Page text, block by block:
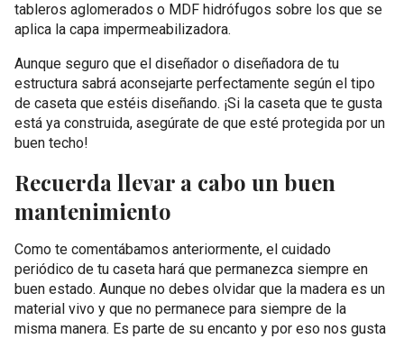
tableros aglomerados o MDF hidrófugos sobre los que se
aplica la capa impermeabilizadora.
Aunque seguro que el diseñador o diseñadora de tu
estructura sabrá aconsejarte perfectamente según el tipo
de caseta que estéis diseñando. ¡Si la caseta que te gusta
está ya construida, asegúrate de que esté protegida por un
buen techo!
Recuerda llevar a cabo un buen
mantenimiento
Como te comentábamos anteriormente, el cuidado
periódico de tu caseta hará que permanezca siempre en
buen estado. Aunque no debes olvidar que la madera es un
material vivo y que no permanece para siempre de la
misma manera. Es parte de su encanto y por eso nos gusta